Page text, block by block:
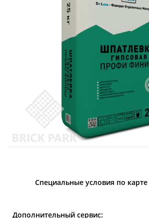
Специальные условия по карте
Дополнительный сервис: